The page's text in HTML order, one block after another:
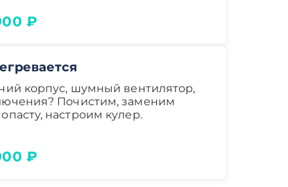
₽
корпус, шумный вентилятор,
Почистим, заменим
настроим кулер.
₽